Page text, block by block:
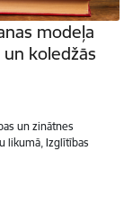
modeļa
koledžās
un zinātnes
likumā, Izglītības